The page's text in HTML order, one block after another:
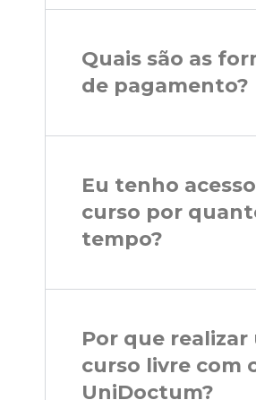
Quais são as
de pagamento?
Eu tenho
curso por
tempo?
Por que realizar
curso livre com
UniDoctum?